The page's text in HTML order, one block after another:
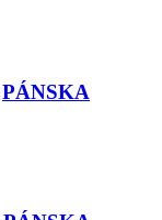
PÁNSKA